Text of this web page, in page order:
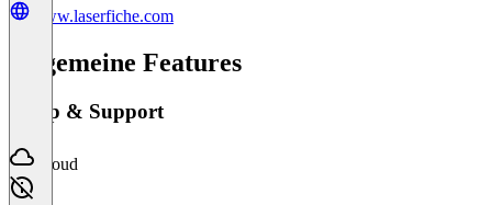
www.laserfiche.com
Allgemeine Features
Setup & Support
Cloud